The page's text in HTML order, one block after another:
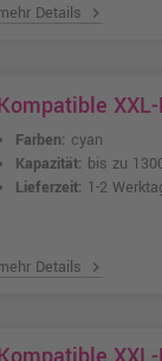
Details chevron_right
Farben: cyan
Kapazität: bis zu
Lieferzeit: 1-2
Details chevron_right